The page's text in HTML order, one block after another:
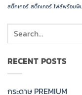
สติ๊กเกอร์ สติ๊กเกอร์ ไฟล์พร้อมพิ
RECENT POSTS
กระดาษ PREMIUM